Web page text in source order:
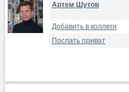
Артем Шутов
Добавить в коллеги
Послать приват